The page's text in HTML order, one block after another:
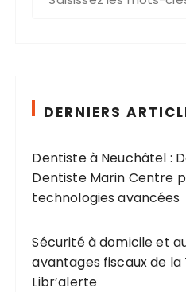
e
p
o
:
DERNIERS
Dentiste à Neuchâtel :
Dentiste Marin Centre
technologies avancées
Sécurité à domicile et
avantages fiscaux de
Libr’alerte